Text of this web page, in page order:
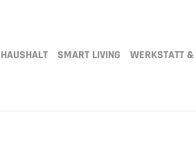
SMART LIVING WERKSTATT